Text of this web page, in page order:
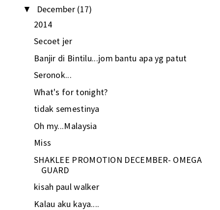
▼ December (17)
2014
Secoet jer
Banjir di Bintilu...jom bantu apa yg patut
Seronok...
What's for tonight?
tidak semestinya
Oh my...Malaysia
Miss
SHAKLEE PROMOTION DECEMBER- OMEGA
GUARD
kisah paul walker
Kalau aku kaya....